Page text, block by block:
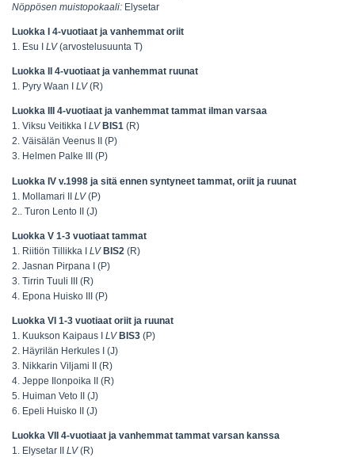
Nöppösen muistopokaali: Elysetar
Luokka I 4-vuotiaat ja vanhemmat oriit
1. Esu I LV(arvostelusuunta T)
Luokka II 4-vuotiaat ja vanhemmat ruunat
1. Pyry Waan I LV(R)
Luokka III 4-vuotiaat ja vanhemmat tammat ilman varsaa
1. Viksu Veitikka I LV BIS1 (R)
2. Väisälän Veenus II (P)
3. Helmen Palke III (P)
Luokka IV v.1998 ja sitä ennen syntyneet tammat, oriit ja ruunat
1. Mollamari II LV(P)
2.. Turon Lento II (J)
Luokka V 1-3 vuotiaat tammat
1. Riitiön Tillikka I LV BIS2 (R)
2. Jasnan Pirpana I (P)
3. Tirrin Tuuli III (R)
4. Epona Huisko III (P)
Luokka VI 1-3 vuotiaat oriit ja ruunat
1. Kuukson Kaipaus I LV BIS3 (P)
2. Häyrilän Herkules I (J)
3. Nikkarin Viljami II (R)
4. Jeppe Ilonpoika II (R)
5. Huiman Veto II (J)
6. Epeli Huisko II (J)
Luokka VII 4-vuotiaat ja vanhemmat tammat varsan kanssa
1. Elysetar II LV(R)